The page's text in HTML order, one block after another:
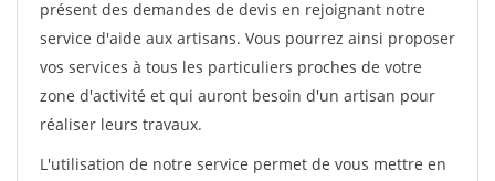
présent des demandes de devis en rejoignant notre
service d'aide aux artisans. Vous pourrez ainsi proposer
vos services à tous les particuliers proches de votre
zone d'activité et qui auront besoin d'un artisan pour
réaliser leurs travaux.
L'utilisation de notre service permet de vous mettre en